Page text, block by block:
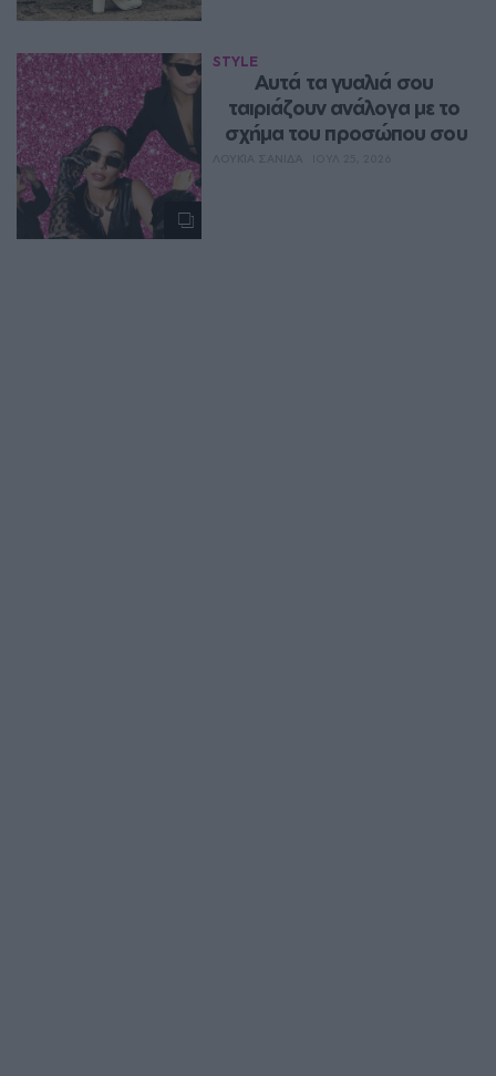
STYLE
Αυτά τα γυαλιά σου
ταιριάζουν ανάλογα με το
σχήμα του προσώπου σου